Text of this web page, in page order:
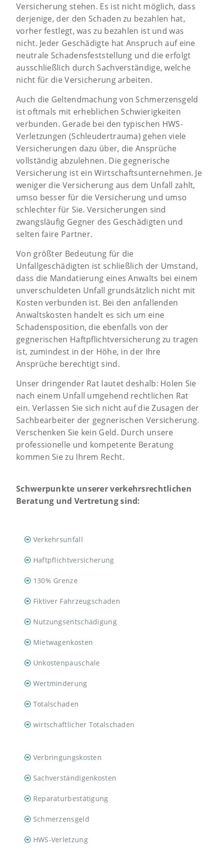
Versicherung stehen. Es ist nicht möglich, dass
derjenige, der den Schaden zu bezahlen hat,
vorher festlegt, was zu bezahlen ist und was
nicht. Jeder Geschädigte hat Anspruch auf eine
neutrale Schadensfeststellung und die erfolgt
ausschließlich durch Sachverständige, welche
nicht für die Versicherung arbeiten.
Auch die Geltendmachung von Schmerzensgeld
ist oftmals mit erheblichen Schwierigkeiten
verbunden. Gerade bei den typischen HWS-
Verletzungen (Schleudertrauma) gehen viele
Versicherungen dazu über, die Ansprüche
vollständig abzulehnen. Die gegnerische
Versicherung ist ein Wirtschaftsunternehmen. Je
weniger die Versicherung aus dem Unfall zahlt,
umso besser für die Versicherung und umso
schlechter für Sie. Versicherungen sind
zwangsläufig Gegner des Geschädigten und
selten faire Partner.
Von größter Bedeutung für die
Unfallgeschädigten ist schließlich der Umstand,
dass die Mandatierung eines Anwalts bei einem
unverschuldeten Unfall grundsätzlich nicht mit
Kosten verbunden ist. Bei den anfallenden
Anwaltskosten handelt es sich um eine
Schadensposition, die ebenfalls von der
gegnerischen Haftpflichtversicherung zu tragen
ist, zumindest in der Höhe, in der Ihre
Ansprüche berechtigt sind.
Unser dringender Rat lautet deshalb: Holen Sie
nach einem Unfall umgehend rechtlichen Rat
ein. Verlassen Sie sich nicht auf die Zusagen der
Sachbearbeiter der gegnerischen Versicherung.
Verschenken Sie kein Geld. Durch unsere
professionelle und kompetente Beratung
kommen Sie zu Ihrem Recht.
Schwerpunkte unserer verkehrsrechtlichen
Beratung und Vertretung sind:
Verkehrsunfall
Haftpflichtversicherung
130% Grenze
Fiktiver Fahrzeugschaden
Nutzungsentschädigung
Mietwagenkosten
Unkostenpauschale
Wertminderung
Totalschaden
wirtschaftlicher Totalschaden
Verbringungskosten
Sachverständigenkosten
Reparaturbestätigung
Schmerzensgeld
HWS-Verletzung